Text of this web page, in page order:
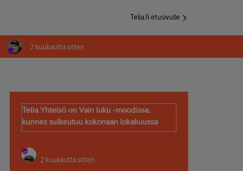
Telia.fi etusivulle
2 kuukautta sitten
Telia Yhteisö on Vain luku -moodissa,
kunnes sulkeutuu kokonaan lokakuussa
2 kuukautta sitten